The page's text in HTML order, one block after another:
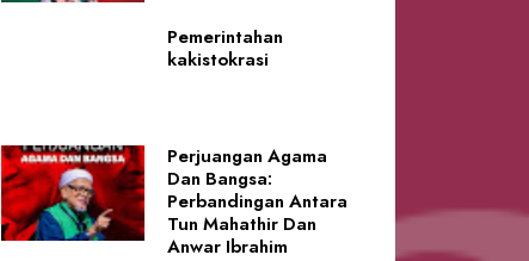
Pemerintahan
kakistokrasi
Perjuangan Agama
Dan Bangsa:
Perbandingan Antara
Tun Mahathir Dan
Anwar Ibrahim